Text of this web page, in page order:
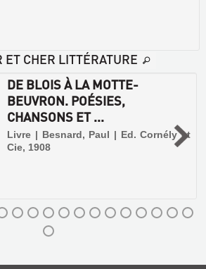
ET CHER LITTÉRATURE
DE BLOIS À LA MOTTE-
BEUVRON. POÉSIES,
CHANSONS ET ...
Livre | Besnard, Paul | Ed. Cornély et
Cie, 1908